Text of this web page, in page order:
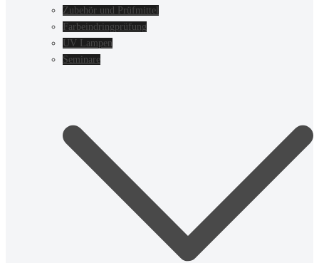
Zubehör und Prüfmittel
Farbeindringprüfung
UV Lampen
Seminare